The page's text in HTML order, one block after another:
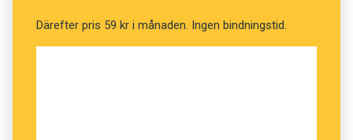
Därefter pris 59 kr i månaden. Ingen bindningstid.